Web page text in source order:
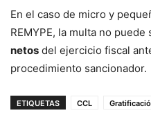
En el caso de micro y
REMYPE, la multa no puede
netos del ejercicio fiscal
procedimiento sancionador.
ETIQUETAS CCL